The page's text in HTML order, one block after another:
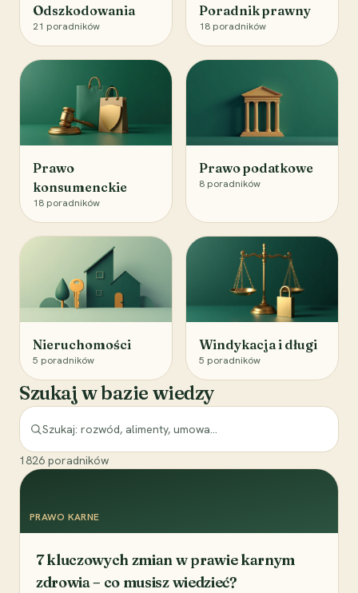
Odszkodowania
21 poradników
Poradnik prawny
18 poradników
Prawo
konsumenckie
18 poradników
Prawo podatkowe
8 poradników
Nieruchomości
5 poradników
Windykacja i długi
5 poradników
Szukaj w bazie wiedzy
1826 poradników
PRAWO KARNE
7 kluczowych zmian w prawie karnym
zdrowia – co musisz wiedzieć?